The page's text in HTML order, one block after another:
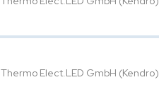
Thermo Elect.LED GmbH (Kendro)